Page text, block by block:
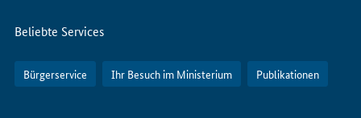
Servicemenü
Beliebte Services
Bürgerservice Ihr Besuch im Ministerium Publikationen